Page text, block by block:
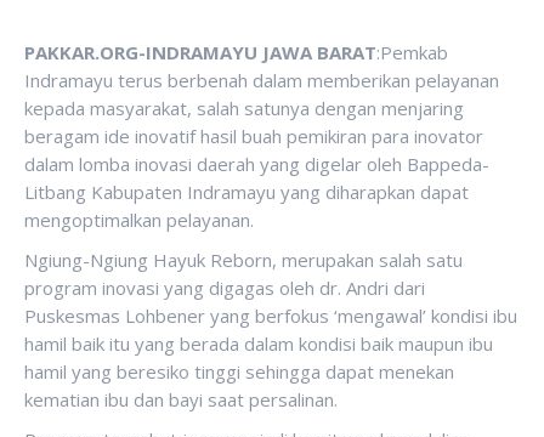
PAKKAR.ORG-INDRAMAYU JAWA BARAT:Pemkab
Indramayu terus berbenah dalam memberikan pelayanan
kepada masyarakat, salah satunya dengan menjaring
beragam ide inovatif hasil buah pemikiran para inovator
dalam lomba inovasi daerah yang digelar oleh Bappeda-
Litbang Kabupaten Indramayu yang diharapkan dapat
mengoptimalkan pelayanan.
Ngiung-Ngiung Hayuk Reborn, merupakan salah satu
program inovasi yang digagas oleh dr. Andri dari
Puskesmas Lohbener yang berfokus ‘mengawal’ kondisi ibu
hamil baik itu yang berada dalam kondisi baik maupun ibu
hamil yang beresiko tinggi sehingga dapat menekan
kematian ibu dan bayi saat persalinan.